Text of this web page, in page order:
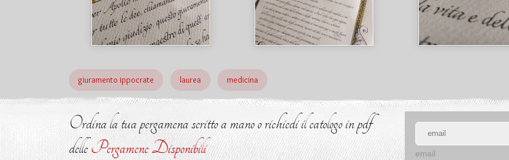
giuramento ippocrate laurea medicina
Ordina la tua pergamena scritto a mano o richiedi il catologo in pdf
dellePergamene Disponibili email